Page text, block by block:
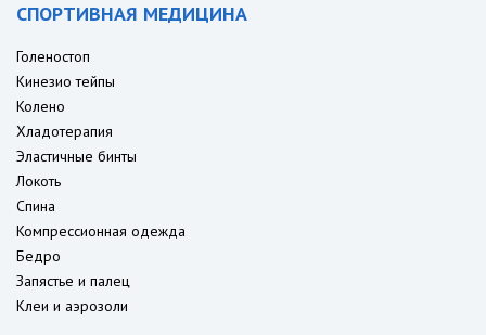
СПОРТИВНАЯ МЕДИЦИНА
Голеностоп
Кинезио тейпы
Колено
Хладотерапия
Эластичные бинты
Локоть
Спина
Компрессионная одежда
Бедро
Запястье и палец
Клеи и аэрозоли